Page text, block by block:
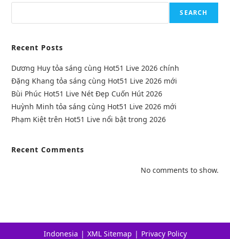
SEARCH
Recent Posts
Dương Huy tỏa sáng cùng Hot51 Live 2026 chính
Đặng Khang tỏa sáng cùng Hot51 Live 2026 mới
Bùi Phúc Hot51 Live Nét Đẹp Cuốn Hút 2026
Huỳnh Minh tỏa sáng cùng Hot51 Live 2026 mới
Phạm Kiệt trên Hot51 Live nổi bật trong 2026
Recent Comments
No comments to show.
Indonesia XML Sitemap Privacy Policy